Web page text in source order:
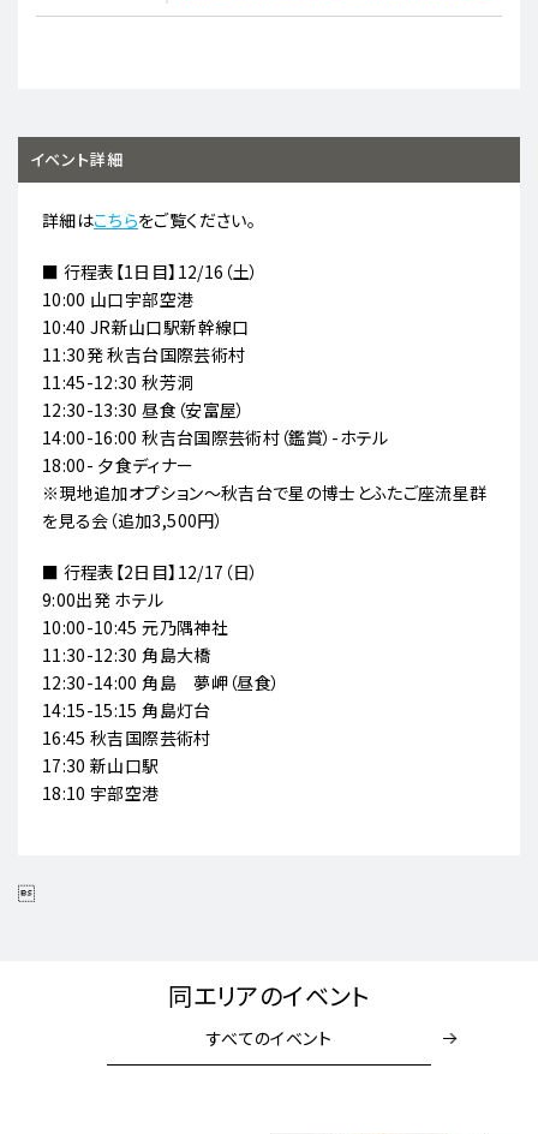
イベント詳細
詳細はこちらをご覧ください。
■ 行程表【1日目】12/16（土）
10:00 山口宇部空港
10:40 JR新山口駅新幹線口
11:30発 秋吉台国際芸術村
11:45-12:30 秋芳洞
12:30-13:30 昼食（安富屋）
14:00-16:00 秋吉台国際芸術村（鑑賞）-ホテル
18:00- 夕食ディナー
※現地追加オプション～秋吉台で星の博士とふたご座流星群
を見る会（追加3,500円）
■ 行程表【2日目】12/17（日）
9:00出発 ホテル
10:00-10:45 元乃隅神社
11:30-12:30 角島大橋
12:30-14:00 角島 夢岬（昼食）
14:15-15:15 角島灯台
16:45 秋吉国際芸術村
17:30 新山口駅
18:10 宇部空港

同エリアのイベント
すべてのイベント